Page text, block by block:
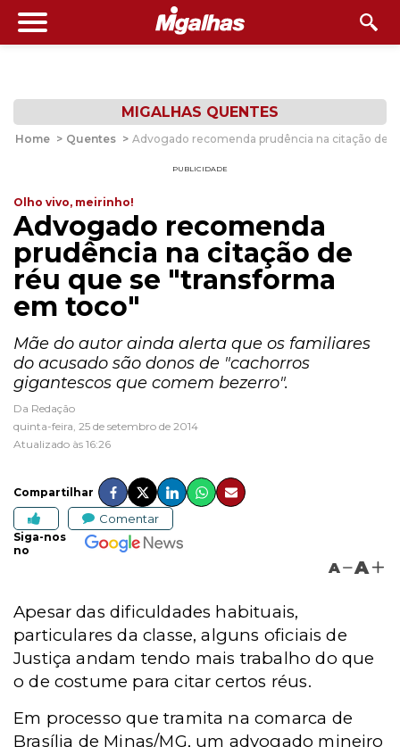
MIGALHAS QUENTES
Home > Quentes > Advogado recomenda prudência na citação de
PUBLICIDADE
Olho vivo, meirinho!
Advogado recomenda
prudência na citação de
réu que se "transforma
em toco"
Mãe do autor ainda alerta que os familiares
do acusado são donos de "cachorros
gigantescos que comem bezerro".
Da Redação
quinta-feira, 25 de setembro de 2014
Atualizado às 16:26
Compartilhar
Comentar
Siga-nos
no
A A
Apesar das dificuldades habituais,
particulares da classe, alguns oficiais de
Justiça andam tendo mais trabalho do que
o de costume para citar certos réus.
Em processo que tramita na comarca de
Brasília de Minas/MG, um advogado mineiro